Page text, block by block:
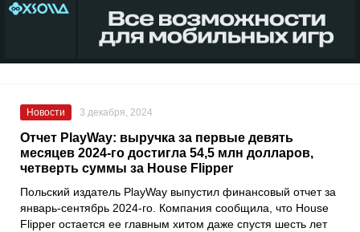
Новости 3 декабря, 2024
Отчет PlayWay: выручка за первые девять
месяцев 2024-го достигла 54,5 млн долларов,
четверть суммы за House Flipper
Польский издатель PlayWay выпустил финансовый отчет за
январь-сентябрь 2024-го. Компания сообщила, что House
Flipper остается ее главным хитом даже спустя шесть лет